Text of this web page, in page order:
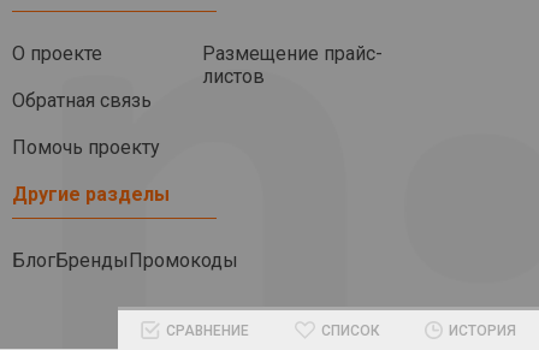
О проекте
Обратная связь
Помочь проекту
Размещение прайс-
листов
Другие разделы
БлогБрендыПромокоды
СРАВНЕНИЕ СПИСОК ИСТОРИЯ